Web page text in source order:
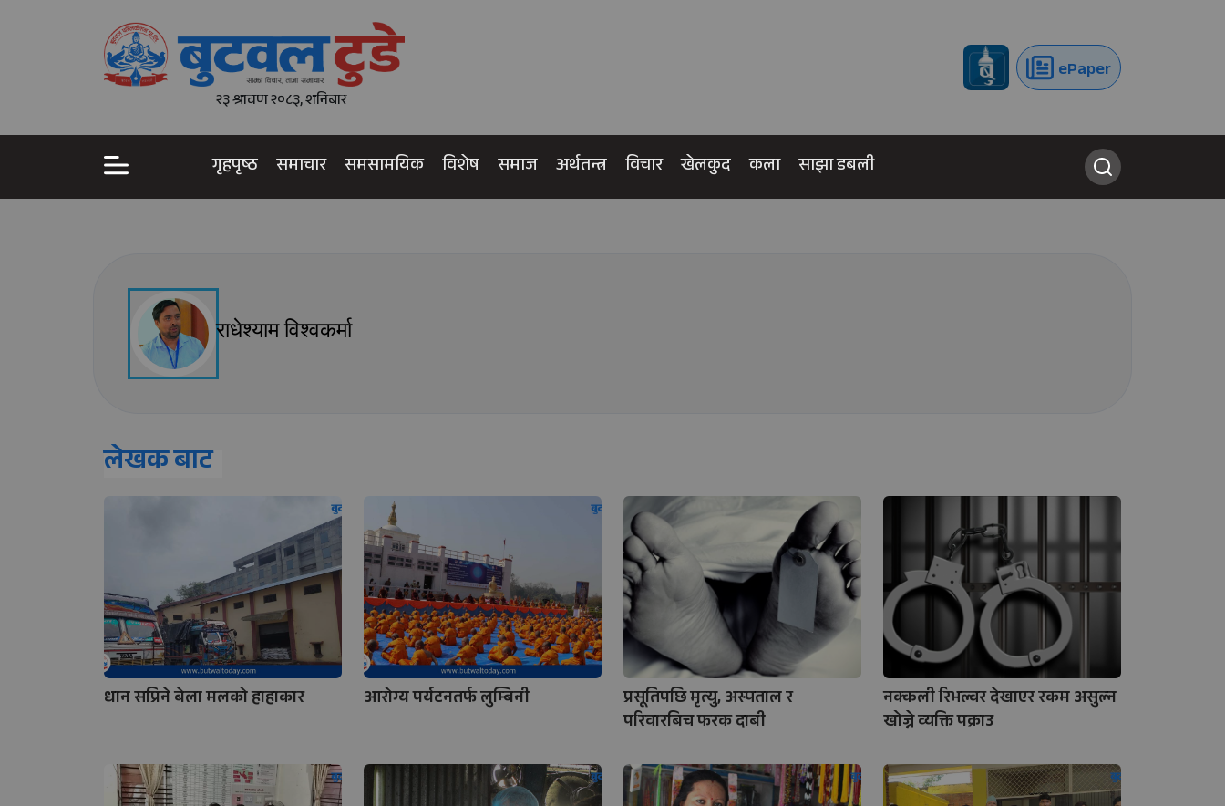
२३ श्रावण २०८३, शनिबार
ePaper
गृहपृष्ठ समाचार समसामयिक विशेष समाज अर्थतन्त्र विचार खेलकुद कला साझा डबली
राधेश्याम विश्वकर्मा
लेखक बाट
धान सप्रिने बेला मलको हाहाकार आरोग्य पर्यटनतर्फ लुम्बिनी
प्रसूतिपछि मृत्यु, अस्पताल र
परिवारबिच फरक दाबी
नक्कली रिभल्वर देखाएर रकम असुल्न
खोज्ने व्यक्ति पक्राउ